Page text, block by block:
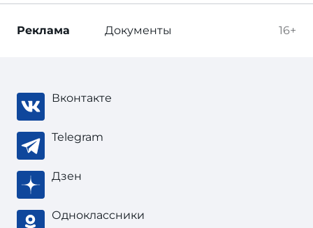
16+
Реклама Документы
Вконтакте
Telegram
Дзен
Одноклассники